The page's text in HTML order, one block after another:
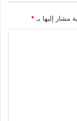
مشار إليها بـ *